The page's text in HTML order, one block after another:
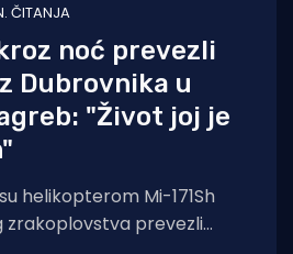
ČITANJA
noć prevezli
Dubrovnika u
"Život joj je
helikopterom Mi-171Sh
zrakoplovstva prevezli